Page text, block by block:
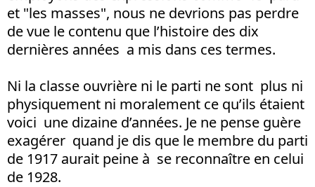
et "les masses", nous ne devrions pas perdre
de vue le contenu que l’histoire des dix
dernières années a mis dans ces termes.
Ni la classe ouvrière ni le parti ne sont plus ni
physiquement ni moralement ce qu’ils étaient
voici une dizaine d’années. Je ne pense guère
exagérer quand je dis que le membre du parti
de 1917 aurait peine à se reconnaître en celui
de 1928.